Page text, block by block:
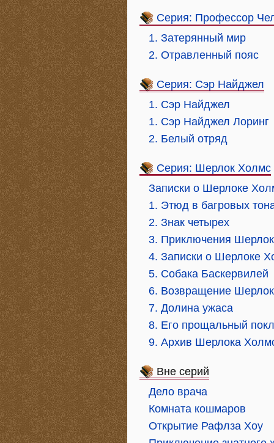
Серия: Профессор
1. Затерянный мир
2. Отравленный пояс
Серия: Сэр Найджел
1. Сэр Найджел
1. Сэр Найджел Лоринг
2. Белый отряд
Серия: Шерлок Холмс
Записки о Шерлоке
1. Этюд в багровых
2. Знак четырех
3. Приключения
4. Записки о Шерлоке
5. Собака Баскервилей
6. Возвращение
7. Долина ужаса
8. Его прощальный
9. Архив Шерлока
Вне серий
Дело врача
Комната кошмаров
Открытие Рафлза Хоу